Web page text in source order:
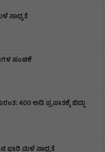
ಸಾಧ್ಯತೆ
ಹಂಚಿಕೆ
400 ಅಡಿ ಪ್ರಪಾತಕ್ಕೆ ಬಿದ್ದು